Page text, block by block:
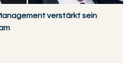
verstärkt sein